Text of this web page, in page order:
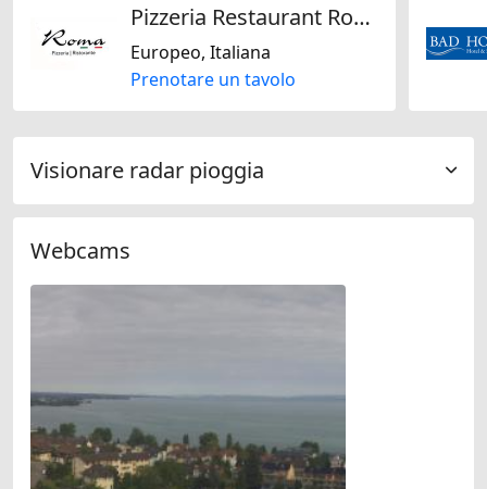
Pizzeria Restaurant Roma
Europeo, Italiana
Prenotare un tavolo
Visionare radar pioggia
Webcams